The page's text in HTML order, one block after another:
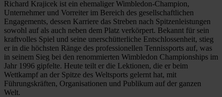
Richard Krajicek ist ein ehemaliger Wimbledon-Champion,
Unternehmer und Vorreiter im Bereich des gesellschaftlichen
Engagements, dessen Karriere das Streben nach Spitzenleistungen
sowohl auf als auch neben dem Platz verkörpert. Bekannt für sein
kraftvolles Spiel und seine unerschütterliche Entschlossenheit, stieg
er in die höchsten Ränge des professionellen Tennissports auf, was
in seinem Sieg bei den renommierten Wimbledon Championships im
Jahr 1996 gipfelte. Heute teilt er die Lektionen, die er beim
Wettkampf an der Spitze des Weltsports gelernt hat, mit
Führungskräften, Organisationen und Publikum auf der ganzen
Welt.